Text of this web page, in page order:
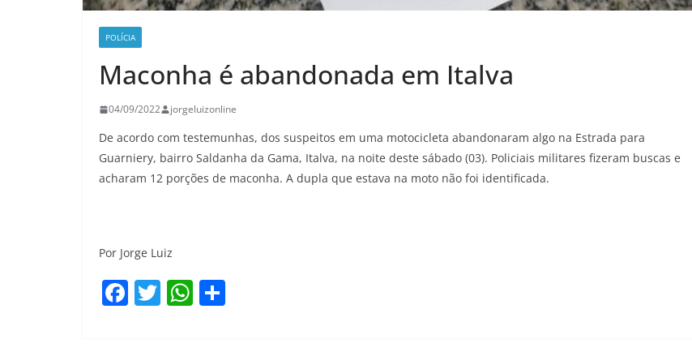
POLÍCIA
Maconha é abandonada em Italva
04/09/2022 jorgeluizonline
De acordo com testemunhas, dos suspeitos em uma motocicleta abandonaram algo na Estrada para
Guarniery, bairro Saldanha da Gama, Italva, na noite deste sábado (03). Policiais militares fizeram buscas e
acharam 12 porções de maconha. A dupla que estava na moto não foi identificada.
Por Jorge Luiz
F T W